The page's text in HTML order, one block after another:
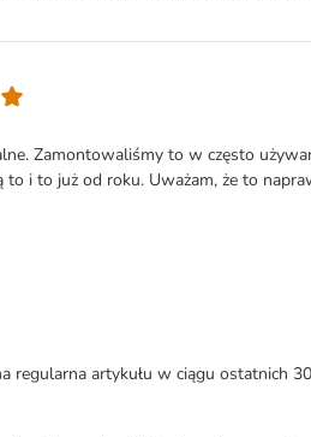
Zamontowaliśmy to w często
to i to już od roku. Uważam, że to
regularna artykułu w ciągu ostatnich 30